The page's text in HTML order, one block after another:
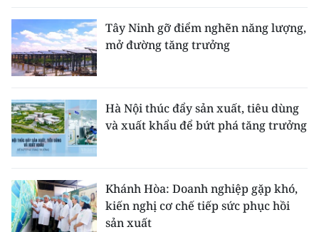
Tây Ninh gỡ điểm nghẽn năng lượng,
mở đường tăng trưởng
Hà Nội thúc đẩy sản xuất, tiêu dùng
và xuất khẩu để bứt phá tăng trưởng
Khánh Hòa: Doanh nghiệp gặp khó,
kiến nghị cơ chế tiếp sức phục hồi
sản xuất